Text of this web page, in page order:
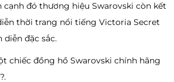
cạnh đó thương hiệu Swarovski còn kết
thời trang nổi tiếng Victoria Secret
đặc sắc.
chiếc đồng hồ Swarovski chính hãng